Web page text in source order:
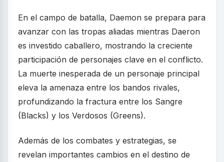
En el campo de batalla, Daemon se prepara para
avanzar con las tropas aliadas mientras Daeron
es investido caballero, mostrando la creciente
participación de personajes clave en el conflicto.
La muerte inesperada de un personaje principal
eleva la amenaza entre los bandos rivales,
profundizando la fractura entre los Sangre
(Blacks) y los Verdosos (Greens).
Además de los combates y estrategias, se
revelan importantes cambios en el destino de